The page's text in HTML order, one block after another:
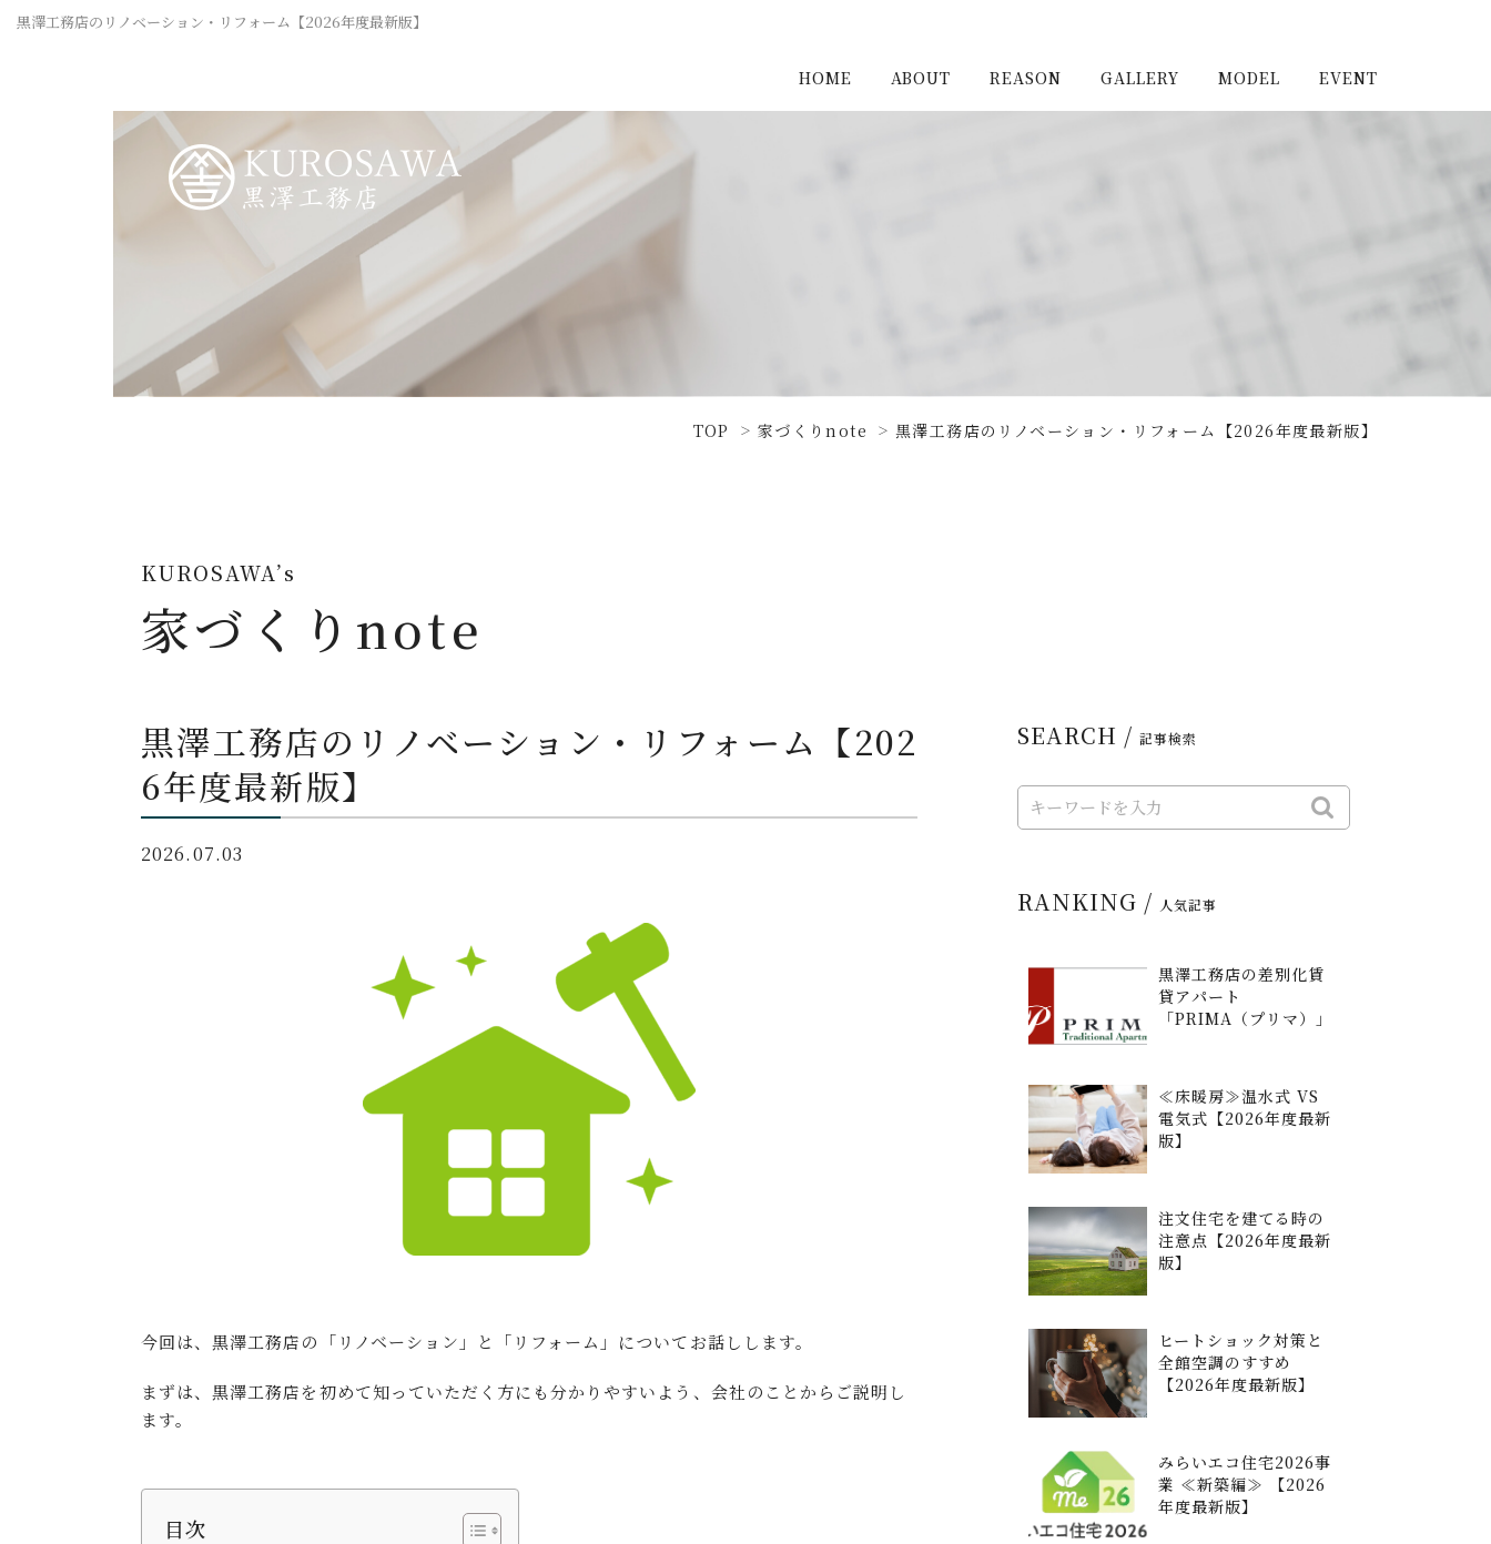
黒澤工務店のリノベーション・リフォーム【2026年度最新版】
HOME ABOUT REASON GALLERY MODEL EVENT
TOP 家づくりnote 黒澤工務店のリノベーション・リフォーム【2026年度最新版】
KUROSAWA’s
家づくりnote
黒澤工務店のリノベーション・リフォーム【202
6年度最新版】
2026.07.03
今回は、黒澤工務店の「リノベーション」と「リフォーム」についてお話しします。
まずは、黒澤工務店を初めて知っていただく方にも分かりやすいよう、会社のことからご説明し
ます。
目次
SEARCH / 記事検索
RANKING / 人気記事
黒澤工務店の差別化賃
貸アパート
「PRIMA（プリマ）」
≪床暖房≫温水式 VS
電気式【2026年度最新
版】
注文住宅を建てる時の
注意点【2026年度最新
版】
ヒートショック対策と
全館空調のすすめ
【2026年度最新版】
みらいエコ住宅2026事
業 ≪新築編≫ 【2026
年度最新版】